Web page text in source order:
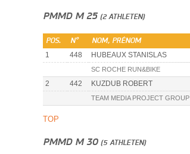
PMMD M 25 (2 ATHLETEN)
POS. N° NOM, PRÉNOM
1 448 HUBEAUX STANISLAS
SC ROCHE RUN&BIKE
2 442 KUZDUB ROBERT
TEAM MEDIA PROJECT GROUP
TOP
PMMD M 30 (5 ATHLETEN)